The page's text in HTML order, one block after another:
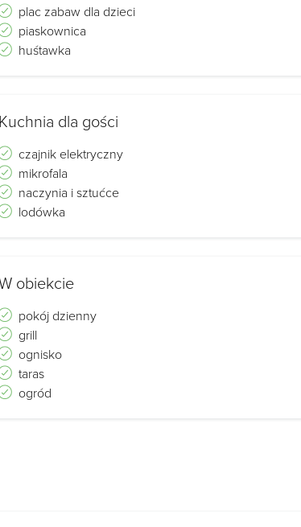
plac zabaw dla dzieci
piaskownica
huśtawka
Kuchnia dla gości
czajnik elektryczny
mikrofala
naczynia i sztućce
lodówka
obiekcie
pokój dzienny
grill
ognisko
taras
ogród